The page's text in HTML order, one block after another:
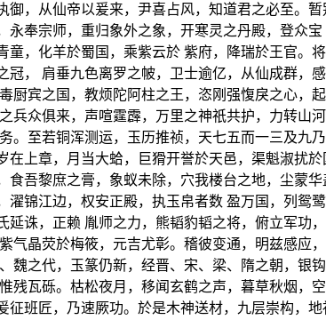
，从仙帝以爰来，尹喜占风，知道君之必至。
奉宗师，重归象外之象，开寒灵之丹殿，登众
，化羊於蜀国，乘紫云於 紫府，降瑞於王官。
， 肩垂九色离罗之帔，卫士逾亿，从仙成群，
宾之国，教烦陀阿柱之王，恣刚强愎戾之心，
兵众俱来，声喧霆霹，万里之神祇共护，力转山
至若铜浑测运，玉历推祯，天七五而一三及九
上章，月当大蛤，巨猾开誉於天邑，渠魁淑扰
吾黎庶之膏，象蚁未除，穴我楼台之地，尘蒙
锦江边，权安正殿，执玉帛者数 盈万国，列鸳
诛，正赖 胤师之力，熊韬豹韬之将，俯立军功
晶荧於梅筱，元吉尤彰。稽彼变通，明兹感应
之代，玉篆仍新，经晋、宋、梁、隋之朝，银
瓦砾。枯松夜月，移闻玄鹤之声，暮草秋烟，
班匠，乃速厥功。於是木神送材，九层崇构，